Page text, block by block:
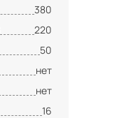
380
220
50
нет
нет
16